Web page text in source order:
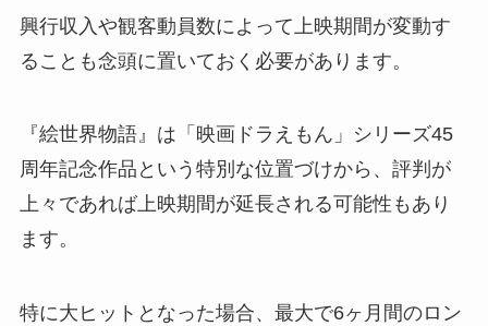
興行収入や観客動員数によって上映期間が変動す
ることも念頭に置いておく必要があります。
『絵世界物語』は「映画ドラえもん」シリーズ45
周年記念作品という特別な位置づけから、評判が
上々であれば上映期間が延長される可能性もあり
ます。
特に大ヒットとなった場合、最大で6ヶ月間のロン